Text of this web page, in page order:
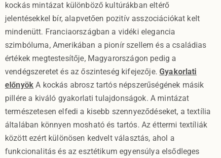
kockás mintázat különböző kultúrákban eltérő
jelentésekkel bír, alapvetően pozitív asszociációkat kelt
mindenütt. Franciaországban a vidéki elegancia
szimbóluma, Amerikában a pionír szellem és a családias
értékek megtestesítője, Magyarországon pedig a
vendégszeretet és az őszinteség kifejezője.Gyakorlati
előnyök A kockás abrosz tartós népszerűségének másik
pillére a kiváló gyakorlati tulajdonságok. A mintázat
természetesen elfedi a kisebb szennyeződéseket, a textília
általában könnyen mosható és tartós. Az éttermi textíliák
között ezért különösen kedvelt választás, ahol a
funkcionalitás és az esztétikum egyensúlya elsődleges